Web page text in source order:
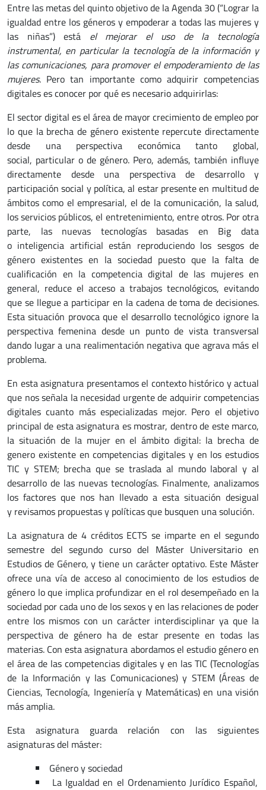
Entre las metas del quinto objetivo de la Agenda 30 (“Lograr la
igualdad entre los géneros y empoderar a todas las mujeres y
las niñas”) está el mejorar el uso de la tecnología
instrumental, en particular la tecnología de la información y
las comunicaciones, para promover el empoderamiento de las
mujeres. Pero tan importante como adquirir competencias
digitales es conocer por qué es necesario adquirirlas:
El sector digital es el área de mayor crecimiento de empleo por
lo que la brecha de género existente repercute directamente
desde una perspectiva económica tanto global,
social, particular o de género. Pero, además, también influye
directamente desde una perspectiva de desarrollo y
participación social y política, al estar presente en multitud de
ámbitos como el empresarial, el de la comunicación, la salud,
los servicios públicos, el entretenimiento, entre otros. Por otra
parte, las nuevas tecnologías basadas en Big data
o inteligencia artificial están reproduciendo los sesgos de
género existentes en la sociedad puesto que la falta de
cualificación en la competencia digital de las mujeres en
general, reduce el acceso a trabajos tecnológicos, evitando
que se llegue a participar en la cadena de toma de decisiones.
Esta situación provoca que el desarrollo tecnológico ignore la
perspectiva femenina desde un punto de vista transversal
dando lugar a una realimentación negativa que agrava más el
problema.
En esta asignatura presentamos el contexto histórico y actual
que nos señala la necesidad urgente de adquirir competencias
digitales cuanto más especializadas mejor. Pero el objetivo
principal de esta asignatura es mostrar, dentro de este marco,
la situación de la mujer en el ámbito digital: la brecha de
genero existente en competencias digitales y en los estudios
TIC y STEM; brecha que se traslada al mundo laboral y al
desarrollo de las nuevas tecnologías. Finalmente, analizamos
los factores que nos han llevado a esta situación desigual
y revisamos propuestas y políticas que busquen una solución.
La asignatura de 4 créditos ECTS se imparte en el segundo
semestre del segundo curso del Máster Universitario en
Estudios de Género, y tiene un carácter optativo. Este Máster
ofrece una vía de acceso al conocimiento de los estudios de
género lo que implica profundizar en el rol desempeñado en la
sociedad por cada uno de los sexos y en las relaciones de poder
entre los mismos con un carácter interdisciplinar ya que la
perspectiva de género ha de estar presente en todas las
materias. Con esta asignatura abordamos el estudio género en
el área de las competencias digitales y en las TIC (Tecnologías
de la Información y las Comunicaciones) y STEM (Áreas de
Ciencias, Tecnología, Ingeniería y Matemáticas) en una visión
más amplia.
Esta asignatura guarda relación con las siguientes
asignaturas del máster:
Género y sociedad
La Igualdad en el Ordenamiento Jurídico Español,